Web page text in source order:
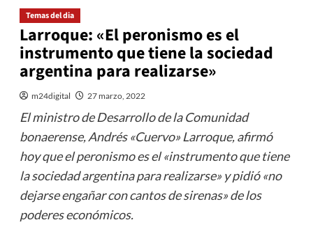
Temas del dia
Larroque: «El peronismo es el
instrumento que tiene la sociedad
argentina para realizarse»
m24digital 27 marzo, 2022
El ministro de Desarrollo de la Comunidad
bonaerense, Andrés «Cuervo» Larroque, afirmó
hoy que el peronismo es el «instrumento que tiene
la sociedad argentina para realizarse» y pidió «no
dejarse engañar con cantos de sirenas» de los
poderes económicos.